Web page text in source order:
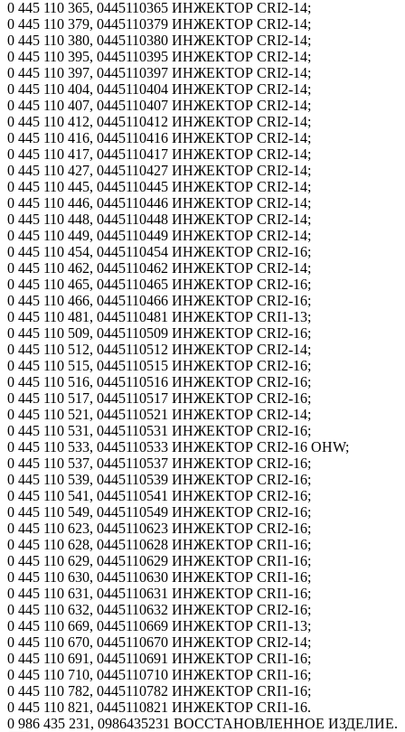
0 445 110 365, 0445110365 ИНЖЕКТОР CRI2-14;
0 445 110 379, 0445110379 ИНЖЕКТОР CRI2-14;
0 445 110 380, 0445110380 ИНЖЕКТОР CRI2-14;
0 445 110 395, 0445110395 ИНЖЕКТОР CRI2-14;
0 445 110 397, 0445110397 ИНЖЕКТОР CRI2-14;
0 445 110 404, 0445110404 ИНЖЕКТОР CRI2-14;
0 445 110 407, 0445110407 ИНЖЕКТОР CRI2-14;
0 445 110 412, 0445110412 ИНЖЕКТОР CRI2-14;
0 445 110 416, 0445110416 ИНЖЕКТОР CRI2-14;
0 445 110 417, 0445110417 ИНЖЕКТОР CRI2-14;
0 445 110 427, 0445110427 ИНЖЕКТОР CRI2-14;
0 445 110 445, 0445110445 ИНЖЕКТОР CRI2-14;
0 445 110 446, 0445110446 ИНЖЕКТОР CRI2-14;
0 445 110 448, 0445110448 ИНЖЕКТОР CRI2-14;
0 445 110 449, 0445110449 ИНЖЕКТОР CRI2-14;
0 445 110 454, 0445110454 ИНЖЕКТОР CRI2-16;
0 445 110 462, 0445110462 ИНЖЕКТОР CRI2-14;
0 445 110 465, 0445110465 ИНЖЕКТОР CRI2-16;
0 445 110 466, 0445110466 ИНЖЕКТОР CRI2-16;
0 445 110 481, 0445110481 ИНЖЕКТОР CRI1-13;
0 445 110 509, 0445110509 ИНЖЕКТОР CRI2-16;
0 445 110 512, 0445110512 ИНЖЕКТОР CRI2-14;
0 445 110 515, 0445110515 ИНЖЕКТОР CRI2-16;
0 445 110 516, 0445110516 ИНЖЕКТОР CRI2-16;
0 445 110 517, 0445110517 ИНЖЕКТОР CRI2-16;
0 445 110 521, 0445110521 ИНЖЕКТОР CRI2-14;
0 445 110 531, 0445110531 ИНЖЕКТОР CRI2-16;
0 445 110 533, 0445110533 ИНЖЕКТОР CRI2-16 OHW;
0 445 110 537, 0445110537 ИНЖЕКТОР CRI2-16;
0 445 110 539, 0445110539 ИНЖЕКТОР CRI2-16;
0 445 110 541, 0445110541 ИНЖЕКТОР CRI2-16;
0 445 110 549, 0445110549 ИНЖЕКТОР CRI2-16;
0 445 110 623, 0445110623 ИНЖЕКТОР CRI2-16;
0 445 110 628, 0445110628 ИНЖЕКТОР CRI1-16;
0 445 110 629, 0445110629 ИНЖЕКТОР CRI1-16;
0 445 110 630, 0445110630 ИНЖЕКТОР CRI1-16;
0 445 110 631, 0445110631 ИНЖЕКТОР CRI1-16;
0 445 110 632, 0445110632 ИНЖЕКТОР CRI2-16;
0 445 110 669, 0445110669 ИНЖЕКТОР CRI1-13;
0 445 110 670, 0445110670 ИНЖЕКТОР CRI2-14;
0 445 110 691, 0445110691 ИНЖЕКТОР CRI1-16;
0 445 110 710, 0445110710 ИНЖЕКТОР CRI1-16;
0 445 110 782, 0445110782 ИНЖЕКТОР CRI1-16;
0 445 110 821, 0445110821 ИНЖЕКТОР CRI1-16.
0 986 435 231, 0986435231 ВОССТАНОВЛЕННОЕ ИЗДЕЛИЕ.